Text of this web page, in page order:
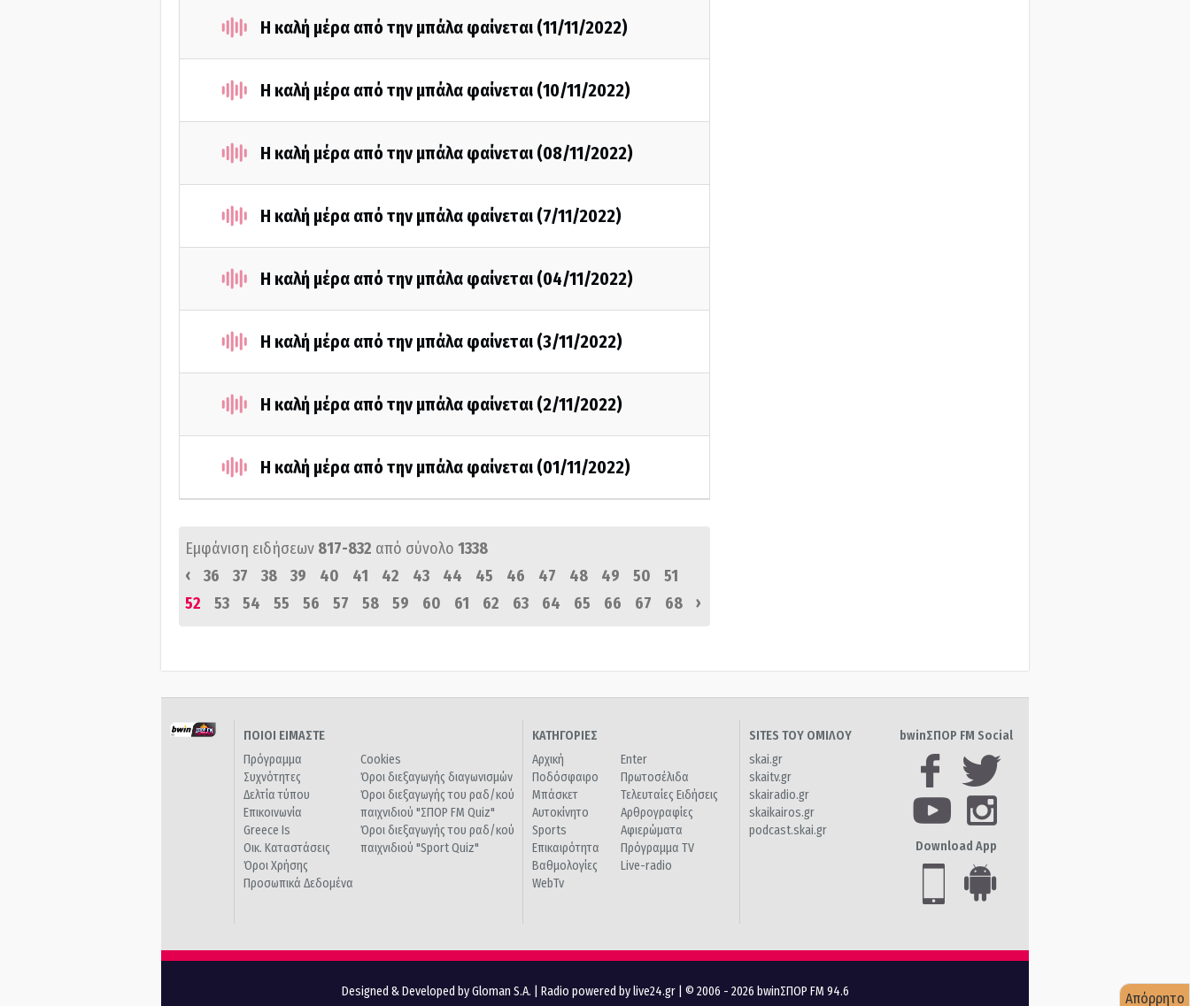
Η καλή μέρα από την μπάλα φαίνεται (11/11/2022)
Η καλή μέρα από την μπάλα φαίνεται (10/11/2022)
Η καλή μέρα από την μπάλα φαίνεται (08/11/2022)
Η καλή μέρα από την μπάλα φαίνεται (7/11/2022)
Η καλή μέρα από την μπάλα φαίνεται (04/11/2022)
Η καλή μέρα από την μπάλα φαίνεται (3/11/2022)
Η καλή μέρα από την μπάλα φαίνεται (2/11/2022)
Η καλή μέρα από την μπάλα φαίνεται (01/11/2022)
Εμφάνιση ειδήσεων 817-832 από σύνολο 1338
‹
36 37 38 39 40 41 42 43 44 45 46 47 48 49 50
51
52
53 54 55 56 57 58 59 60 61 62 63 64 65 66 67 68 ›
ΠΟΙΟΙ ΕΙΜΑΣΤΕ
Πρόγραμμα
Συχνότητες
Δελτία τύπου
Επικοινωνία
Greece Is
Οικ. Καταστάσεις
Όροι Χρήσης
Προσωπικά Δεδομένα
Cookies
Όροι διεξαγωγής διαγωνισμών
Όροι διεξαγωγής του ραδ/κού
παιχνιδιού "ΣΠΟΡ FM Quiz"
Όροι διεξαγωγής του ραδ/κού
παιχνιδιού "Sport Quiz"
ΚΑΤΗΓΟΡΙΕΣ
Αρχική
Ποδόσφαιρο
Μπάσκετ
Αυτοκίνητο
Sports
Επικαιρότητα
Βαθμολογίες
WebTv
Enter
Πρωτοσέλιδα
Τελευταίες Ειδήσεις
Αρθρογραφίες
Αφιερώματα
Πρόγραμμα TV
Live-radio
SITES ΤΟΥ ΟΜΙΛΟΥ
skai.gr
skaitv.gr
skairadio.gr
skaikairos.gr
podcast.skai.gr
bwinΣΠΟΡ FM Social
Download App
Designed & Developed by Gloman S.A. Radio powered by live24.gr | © 2006 - 2026 bwinΣΠΟΡ FM 94.6 Απόρρητο